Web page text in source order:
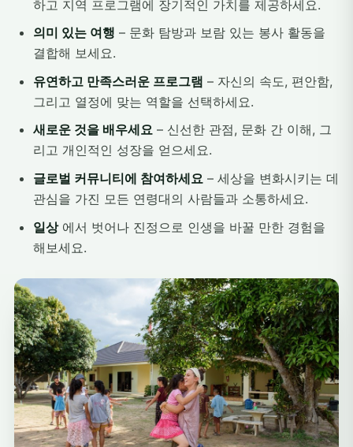
하고 지역 프로그램에 장기적인 가치를 제공하세요.
의미 있는 여행 – 문화 탐방과 보람 있는 봉사 활동을
결합해 보세요.
유연하고 만족스러운 프로그램 – 자신의 속도, 편안함,
그리고 열정에 맞는 역할을 선택하세요.
새로운 것을 배우세요 – 신선한 관점, 문화 간 이해, 그
리고 개인적인 성장을 얻으세요.
글로벌 커뮤니티에 참여하세요 – 세상을 변화시키는 데
관심을 가진 모든 연령대의 사람들과 소통하세요.
일상에서 벗어나 진정으로 인생을 바꿀 만한 경험을
해보세요.